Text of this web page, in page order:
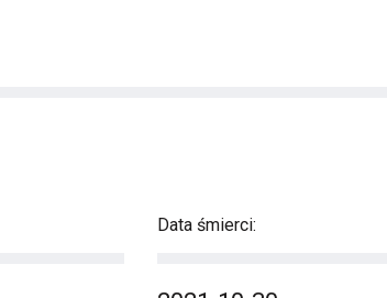
Data śmierci: